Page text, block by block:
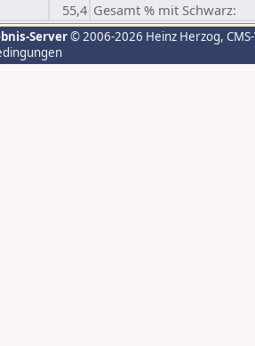
55,4 Gesamt % mit Schwarz:
Server© 2006-2026 Heinz Herzog,